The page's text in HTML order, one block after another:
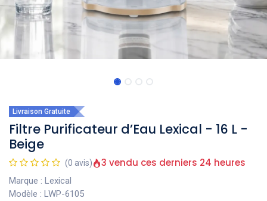
Livraison Gratuite
Filtre Purificateur d’Eau Lexical - 16 L -
Beige
(0 avis) 3 vendu ces derniers 24 heures
Marque : Lexical
Modèle : LWP-6105